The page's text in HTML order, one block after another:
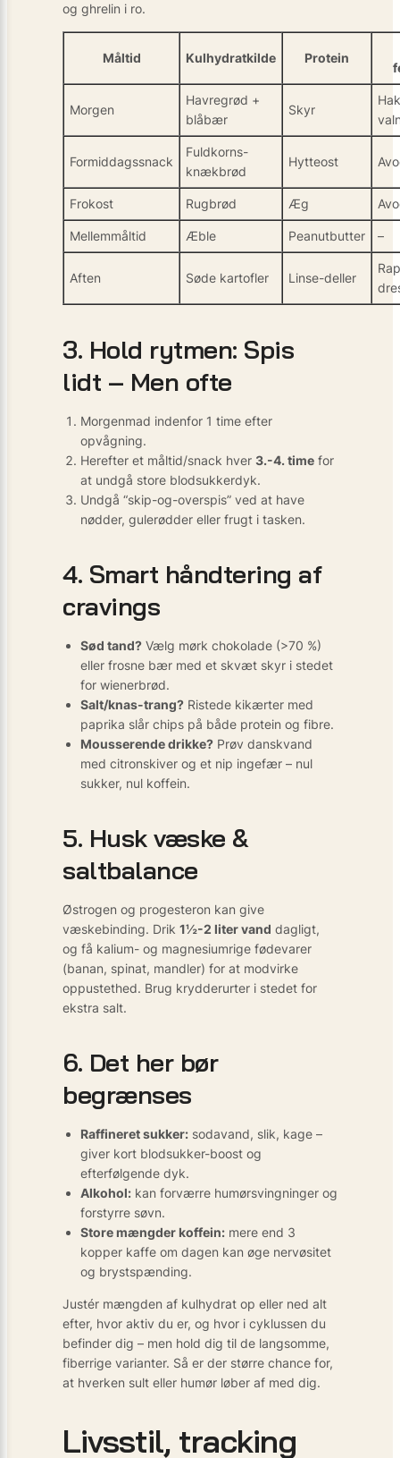
og ghrelin i ro.
Måltid Kulhydratkilde Protein
Morgen
Havregrød +
blåbær
Skyr
Formiddagssnack
Fuldkorns-
knækbrød
Hytteost
Frokost Rugbrød Æg
Mellemmåltid Æble Peanutbutter –
Aften Søde kartofler Linse-deller
3. Hold rytmen: Spis
lidt – Men ofte
Morgenmad indenfor 1 time efter
opvågning.
Herefter et måltid/snack hver 3.-4. time for
at undgå store blodsukkerdyk.
Undgå “skip-og-overspis” ved at have
nødder, gulerødder eller frugt i tasken.
4. Smart håndtering af
cravings
Sød tand? Vælg mørk chokolade (>70 %)
eller frosne bær med et skvæt skyr i stedet
for wienerbrød.
Salt/knas-trang? Ristede kikærter med
paprika slår chips på både protein og fibre.
Mousserende drikke? Prøv danskvand
med citronskiver og et nip ingefær – nul
sukker, nul koffein.
5. Husk væske &
saltbalance
Østrogen og progesteron kan give
væskebinding. Drik 1½-2 liter vand dagligt,
og få kalium- og magnesiumrige fødevarer
(banan, spinat, mandler) for at modvirke
oppustethed. Brug krydderurter i stedet for
ekstra salt.
6. Det her bør
begrænses
Raffineret sukker: sodavand, slik, kage –
giver kort blodsukker-boost og
efterfølgende dyk.
Alkohol: kan forværre humørsvingninger og
forstyrre søvn.
Store mængder koffein: mere end 3
kopper kaffe om dagen kan øge nervøsitet
og brystspænding.
Justér mængden af kulhydrat op eller ned alt
efter, hvor aktiv du er, og hvor i cyklussen du
befinder dig – men hold dig til de langsomme,
fiberrige varianter. Så er der større chance for,
at hverken sult eller humør løber af med dig.
Livsstil, tracking